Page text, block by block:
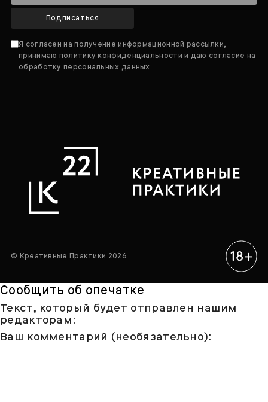
Подписаться
Я согласен на получение информационной рассылки,
принимаю политику конфиденциальностии даю согласие на
обработку персональных данных
© Креативные Практики 2026
Сообщить об опечатке
Текст, который будет отправлен нашим
редакторам:
Ваш комментарий (необязательно):